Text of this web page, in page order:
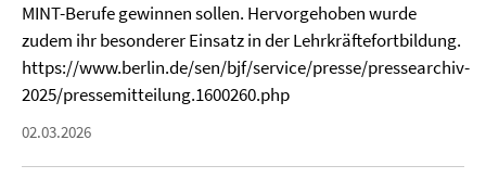
MINT-Berufe gewinnen sollen. Hervorgehoben wurde
zudem ihr besonderer Einsatz in der Lehrkräftefortbildung.
https://www.berlin.de/sen/bjf/service/presse/pressearchiv-
2025/pressemitteilung.1600260.php
02.03.2026